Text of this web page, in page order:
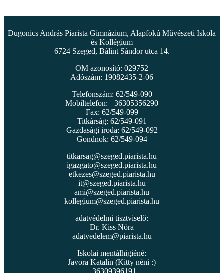
Dugonics András Piarista Gimnázium, Alapfokú Művészeti Iskola
és Kollégium
6724 Szeged, Bálint Sándor utca 14.
OM azonosító: 029752
Adószám: 19082435-2-06
Telefonszám: 62/549-090
Mobiltelefon: +36305356290
Fax: 62/549-099
Titkárság: 62/549-091
Gazdasági iroda: 62/549-092
Gondnok: 62/549-094
titkarsag@szeged.piarista.hu
igazgato@szeged.piarista.hu
etkezes@szeged.piarista.hu
it@szeged.piarista.hu
ami@szeged.piarista.hu
kollegium@szeged.piarista.hu
adatvédelmi tisztviselő:
Dr. Kiss Nóra
adatvedelem@piarista.hu
Iskolai mentálhigiéné:
Javora Katalin (Kitty néni :)
+36309396191